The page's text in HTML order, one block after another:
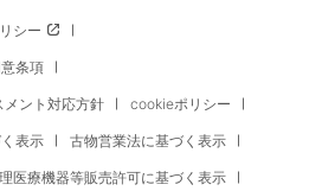
シー
条項
メント対応方針 cookieポリシー
表示 古物営業法に基づく表示
医療機器等販売許可に基づく表示